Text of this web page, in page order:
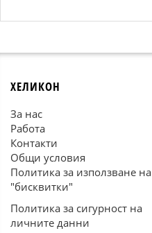
ХЕЛИКОН
За нас
Работа
Контакти
Общи условия
Политика за използване на
"бисквитки"
Политика за сигурност на
личните данни